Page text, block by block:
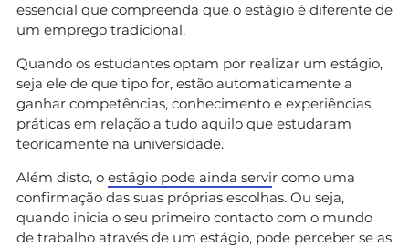
essencial que compreenda que o estágio é diferente de
um emprego tradicional.
Quando os estudantes optam por realizar um estágio,
seja ele de que tipo for, estão automaticamente a
ganhar competências, conhecimento e experiências
práticas em relação a tudo aquilo que estudaram
teoricamente na universidade.
Além disto, o estágio pode ainda servir como uma
confirmação das suas próprias escolhas. Ou seja,
quando inicia o seu primeiro contacto com o mundo
de trabalho através de um estágio, pode perceber se as